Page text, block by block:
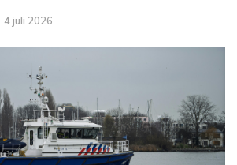
4 juli 2026